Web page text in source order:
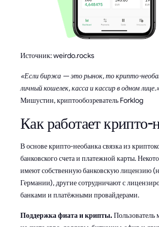
Источник: weirdo.rocks
«Если биржа — это рынок, то крипто-
личный кошелек, касса и кассир в одном
Мишустин, криптообозреватель Forklog
Как работает крипто-
В основе крипто-необанка связка из
банковского счета и платежной карты.
имеют собственную банковскую лицензию
Германии), другие сотрудничают с
банками и платёжными провайдерами.
Поддержка фиата и крипты.Пользователь